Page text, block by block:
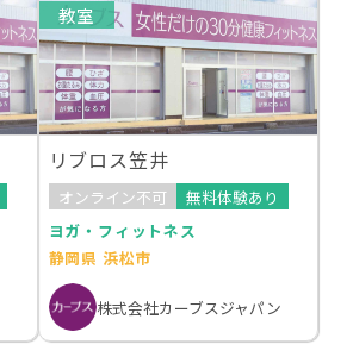
教室
リブロス笠井
オンライン不可
無料体験あり
ヨガ・フィットネス
静岡県 浜松市
株式会社カーブスジャパン